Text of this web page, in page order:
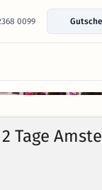
0099
2 Tage